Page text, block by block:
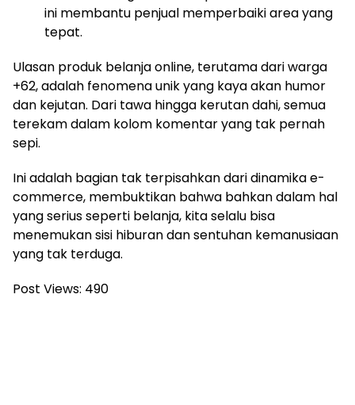
ini membantu penjual memperbaiki area yang
tepat.
Ulasan produk belanja online, terutama dari warga
+62, adalah fenomena unik yang kaya akan humor
dan kejutan. Dari tawa hingga kerutan dahi, semua
terekam dalam kolom komentar yang tak pernah
sepi.
Ini adalah bagian tak terpisahkan dari dinamika e-
commerce, membuktikan bahwa bahkan dalam hal
yang serius seperti belanja, kita selalu bisa
menemukan sisi hiburan dan sentuhan kemanusiaan
yang tak terduga.
Post Views: 490